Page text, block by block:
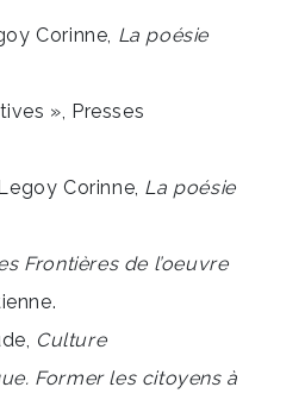
Corinne, La poésie
», Presses
Corinne, La poésie
Frontières de l’oeuvre
Culture
Former les citoyens à